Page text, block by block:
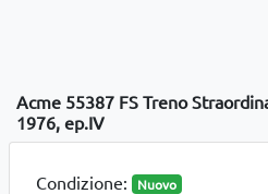
Acme 55387 FS Treno
1976, ep.IV
Condizione: Nuovo